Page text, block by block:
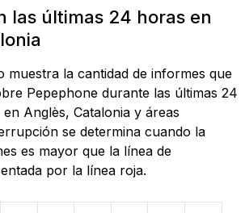
las últimas 24 horas en
muestra la cantidad de informes que
Pepephone durante las últimas 24
Anglès, Catalonia y áreas
se determina cuando la
es mayor que la línea de
por la línea roja.